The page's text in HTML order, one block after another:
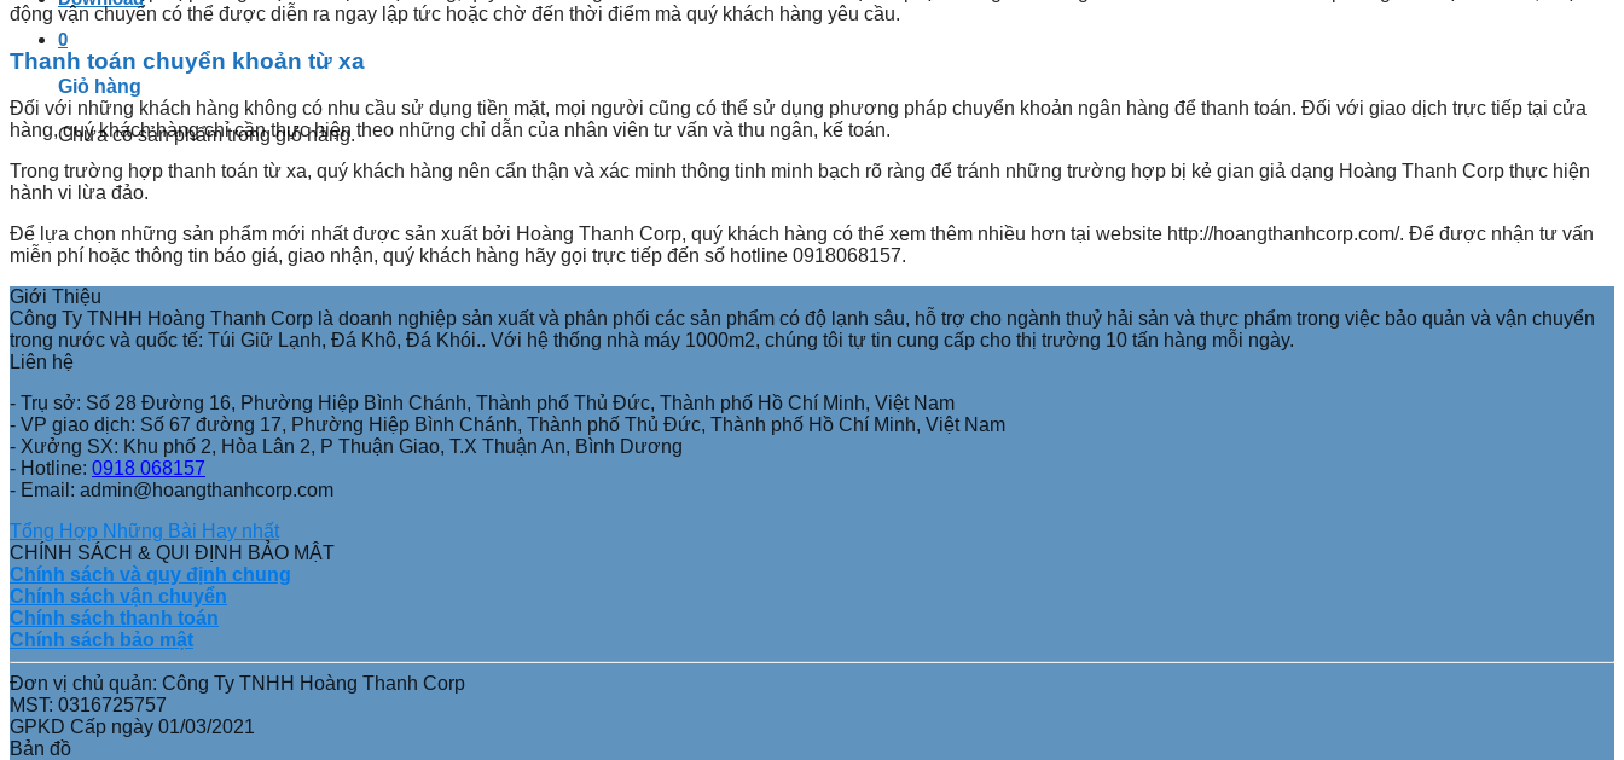
0
Giỏ hàng
Chưa có sản phẩm trong giỏ hàng.
động vận chuyển có thể được diễn ra ngay lập tức hoặc chờ đến thời điểm mà quý khách hàng yêu cầu.
Thanh toán chuyển khoản từ xa
Đối với những khách hàng không có nhu cầu sử dụng tiền mặt, mọi người cũng có thể sử dụng phương pháp chuyển khoản ngân hàng để thanh toán. Đối với giao dịch trực tiếp tại cửa
hàng, quý khách hàng chỉ cần thực hiện theo những chỉ dẫn của nhân viên tư vấn và thu ngân, kế toán.
Trong trường hợp thanh toán từ xa, quý khách hàng nên cẩn thận và xác minh thông tinh minh bạch rõ ràng để tránh những trường hợp bị kẻ gian giả dạng Hoàng Thanh Corp thực hiện
hành vi lừa đảo.
Để lựa chọn những sản phẩm mới nhất được sản xuất bởi Hoàng Thanh Corp, quý khách hàng có thể xem thêm nhiều hơn tại website http://hoangthanhcorp.com/. Để được nhận tư vấn
miễn phí hoặc thông tin báo giá, giao nhận, quý khách hàng hãy gọi trực tiếp đến số hotline 0918068157.
Giới Thiệu
Công Ty TNHH Hoàng Thanh Corp là doanh nghiệp sản xuất và phân phối các sản phẩm có độ lạnh sâu, hỗ trợ cho ngành thuỷ hải sản và thực phẩm trong việc bảo quản và vận chuyển
trong nước và quốc tế: Túi Giữ Lạnh, Đá Khô, Đá Khói.. Với hệ thống nhà máy 1000m2, chúng tôi tự tin cung cấp cho thị trường 10 tấn hàng mỗi ngày.
Liên hệ
- Trụ sở: Số 28 Đường 16, Phường Hiệp Bình Chánh, Thành phố Thủ Đức, Thành phố Hồ Chí Minh, Việt Nam
- VP giao dịch: Số 67 đường 17, Phường Hiệp Bình Chánh, Thành phố Thủ Đức, Thành phố Hồ Chí Minh, Việt Nam
- Xưởng SX: Khu phố 2, Hòa Lân 2, P Thuận Giao, T.X Thuận An, Bình Dương
- Hotline: 0918 068157
- Email: admin@hoangthanhcorp.com
Tổng Hợp Những Bài Hay nhất
CHÍNH SÁCH & QUI ĐỊNH BẢO MẬT
Chính sách và quy định chung
Chính sách vận chuyển
Chính sách thanh toán
Chính sách bảo mật
Đơn vị chủ quản: Công Ty TNHH Hoàng Thanh Corp
MST: 0316725757
GPKD Cấp ngày 01/03/2021
Bản đồ